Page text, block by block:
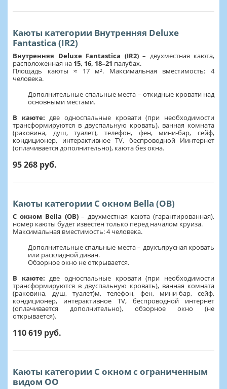
Каюты категории Внутренняя Deluxe
Fantastica (IR2)
Внутренняя Deluxe Fantastica (IR2) – двухместная каюта,
расположенная на 15, 16, 18–21 палубах.
Площадь каюты ≈ 17 м². Максимальная вместимость: 4
человека.
Дополнительные спальные места – откидные кровати над
основными местами.
В каюте: две односпальные кровати (при необходимости
трансформируются в двуспальную кровать), ванная комната
(раковина, душ, туалет), телефон, фен, мини-бар, сейф,
кондиционер, интерактивное TV, беспроводной Иинтернет
(оплачивается дополнительно), каюта без окна.
95 268 руб.
Каюты категории С окном Bella (OB)
С окном Bella (OB)– двухместная каюта (гарантированная),
номер каюты будет известен только перед началом круиза.
Максимальная вместимость: 4 человека.
Дополнительные спальные места – двухъярусная кровать
или раскладной диван.
Обзорное окно не открывается.
В каюте: две односпальные кровати (при необходимости
трансформируются в двуспальную кровать), ванная комната
(раковина, душ, туалет)м, телефон, фен, мини-бар, сейф,
кондиционер, интерактивное TV, беспроводной интернет
(оплачивается дополнительно), обзорное окно (не
открывается).
110 619 руб.
Каюты категории С окном с ограниченным
видом OO